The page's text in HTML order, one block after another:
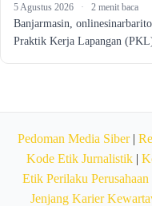
5 Agustus 2026 · 2 menit baca
Banjarmasin,
Praktik Kerja Lapangan
Pedoman Media Siber|
Kode Etik Jurnalistik|
Etik Perilaku Perusahaan
Jenjang Karier